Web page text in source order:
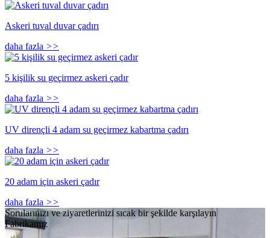
Askeri tuval duvar çadırı
daha fazla >>
5 kişilik su geçirmez askeri çadır
daha fazla >>
UV dirençli 4 adam su geçirmez kabartma çadırı
daha fazla >>
20 adam için askeri çadır
daha fazla >>
Sorularınızı ve ziyaretlerinizi sıcak bir şekilde karşılayın
Fabrikamız